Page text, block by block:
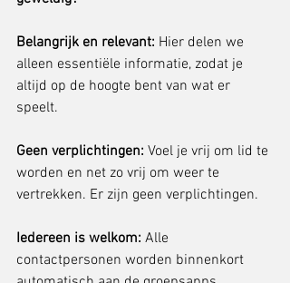
Belangrijk en relevant: Hier delen we
alleen essentiële informatie, zodat je
altijd op de hoogte bent van wat er
speelt.
Geen verplichtingen: Voel je vrij om lid te
worden en net zo vrij om weer te
vertrekken. Er zijn geen verplichtingen.
Iedereen is welkom: Alle
contactpersonen worden binnenkort